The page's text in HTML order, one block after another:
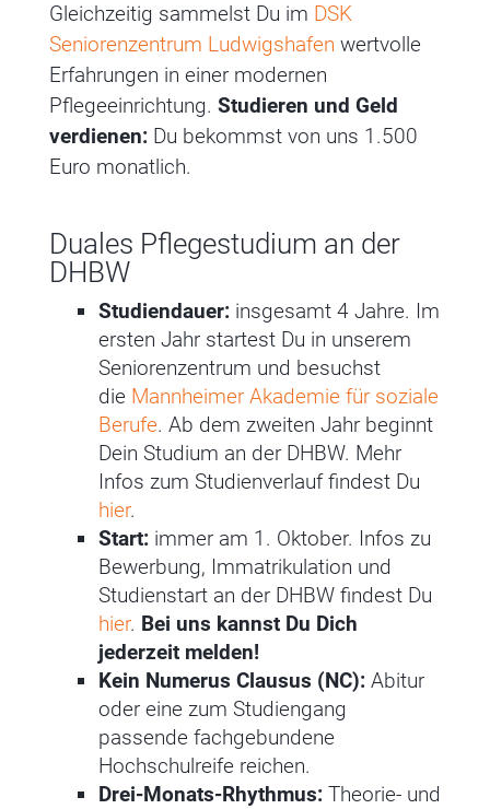
Gleichzeitig sammelst Du im DSK
Seniorenzentrum Ludwigshafen wertvolle
Erfahrungen in einer modernen
Pflegeeinrichtung. Studieren und Geld
verdienen:Du bekommst von uns 1.500
Euro monatlich.
Duales Pflegestudium an der
DHBW
Studiendauer: insgesamt 4 Jahre. Im
ersten Jahr startest Du in unserem
Seniorenzentrum und besuchst
die Mannheimer Akademie für soziale
Berufe. Ab dem zweiten Jahr beginnt
Dein Studium an der DHBW. Mehr
Infos zum Studienverlauf findest Du
hier.
Start: immer am 1. Oktober. Infos zu
Bewerbung, Immatrikulation und
Studienstart an der DHBW findest Du
hier. Bei uns kannst Du Dich
jederzeit melden!
Kein Numerus Clausus (NC): Abitur
oder eine zum Studiengang
passende fachgebundene
Hochschulreife reichen.
Drei-Monats-Rhythmus: Theorie- und